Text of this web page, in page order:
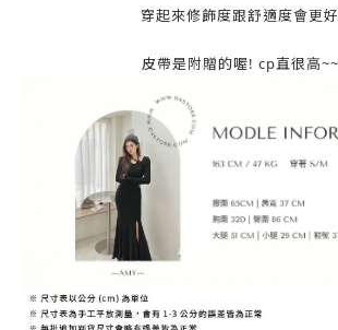
穿起來修飾度跟舒適度會更
皮帶是附贈的喔! cp直很高